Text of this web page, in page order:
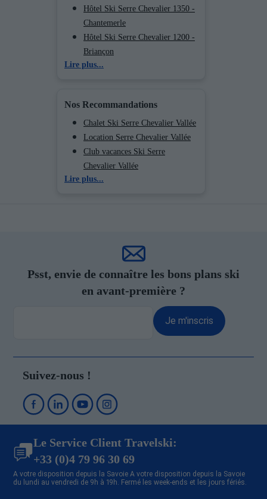
Hôtel Ski Praloup
Hôtel Ski La Foux d'Allos
Hôtel Ski Risoul
Hôtel Ski Vars
Hôtel Ski Montgenèvre
Hôtel Ski Serre Chevalier 1350 -
Chantemerle
Hôtel Ski Serre Chevalier 1200 -
Briançon
Hôtel Ski Serre Chevalier 1400 -
Lire plus...
Nos Recommandations
Chalet Ski Serre Chevalier Vallée
Location Serre Chevalier Vallée
Club vacances Ski Serre
Chevalier Vallée
Location appartement ski Serre
Lire plus...
Psst, envie de connaître les bons plans ski
en avant-première ?
Je m'inscris
Suivez-nous !
Le Service Client Travelski:
+33 (0)4 79 96 30 69
A votre disposition depuis la Savoie A votre disposition depuis la Savoie
du lundi au vendredi de 9h à 19h. Fermé les week-ends et les jours fériés.